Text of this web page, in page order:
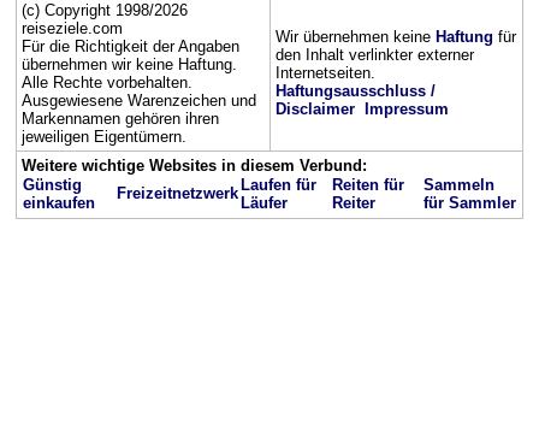
(c) Copyright 1998/2026
reiseziele.com
Für die Richtigkeit der Angaben
übernehmen wir keine Haftung.
Alle Rechte vorbehalten.
Ausgewiesene Warenzeichen und
Markennamen gehören ihren
jeweiligen Eigentümern.
Wir übernehmen keine Haftung für
den Inhalt verlinkter externer
Internetseiten.
Haftungsausschluss /
Disclaimer
Impressum
Weitere wichtige Websites in diesem Verbund:
Günstig
einkaufen
Freizeitnetzwerk Laufen für
Läufer
Reiten für
Reiter
Sammeln
für Sammler